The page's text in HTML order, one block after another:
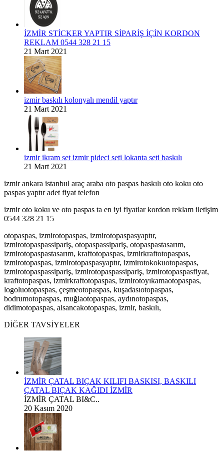
İZMİR STİCKER YAPTIR SİPARİŞ İÇİN KORDON
REKLAM 0544 328 21 15
21 Mart 2021
izmir baskılı kolonyalı mendil yaptır
21 Mart 2021
izmir ikram set izmir pideci seti lokanta seti baskılı
21 Mart 2021
izmir ankara istanbul araç araba oto paspas baskılı oto koku oto
paspas yaptır adet fiyat telefon
izmir oto koku ve oto paspas ta en iyi fiyatlar kordon reklam iletişim
0544 328 21 15
otopaspas, izmirotopaspas, izmirotopaspasyaptır,
izmirotopaspassipariş, otopaspassipariş, otopaspastasarım,
izmirotopaspastasarım, kraftotopaspas, izmirkraftotopaspas,
izmirotopaspas, izmirotopaspasyaptır, izmirotokokuotopaspas,
izmirotopaspassipariş, izmirotopaspassipariş, izmirotopaspasfiyat,
kraftotopaspas, izmirkraftotopaspas, izmirotoyıkamaotopaspas,
logoluotopaspas, çeşmeotopaspas, kuşadasıotopaspas,
bodrumotopaspas, muğlaotopaspas, aydınotopaspas,
didimotopaspas, alsancakotopaspas, izmir, baskılı,
DİĞER TAVSİYELER
İZMİR ÇATAL BIÇAK KILIFI BASKISI, BASKILI
ÇATAL BIÇAK KAĞIDI İZMİR
İZMİR ÇATAL BI&C..
20 Kasım 2020